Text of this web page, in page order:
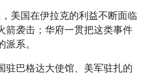
美国在伊拉克的利益不断面临
箭袭击；华府一贯把这类事件
系。
驻巴格达大使馆、美军驻扎的